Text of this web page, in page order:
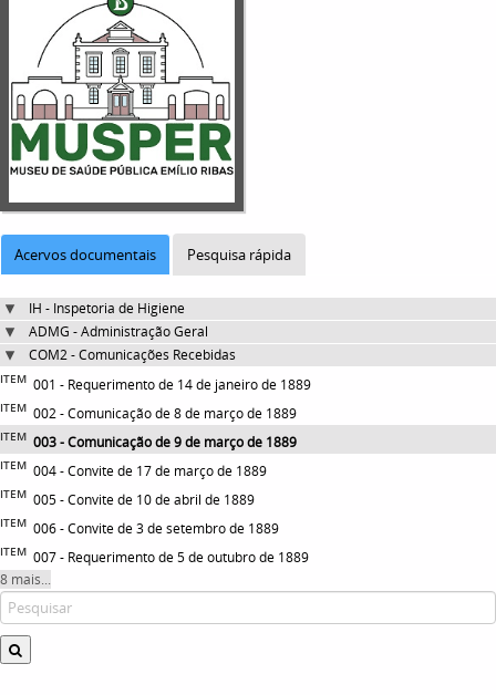
Acervos documentais Pesquisa rápida
IH - Inspetoria de Higiene
ADMG - Administração Geral
COM2 - Comunicações Recebidas
ITEM 001 - Requerimento de 14 de janeiro de 1889
ITEM 002 - Comunicação de 8 de março de 1889
ITEM 003 - Comunicação de 9 de março de 1889
ITEM 004 - Convite de 17 de março de 1889
ITEM 005 - Convite de 10 de abril de 1889
ITEM 006 - Convite de 3 de setembro de 1889
ITEM 007 - Requerimento de 5 de outubro de 1889
8 mais...